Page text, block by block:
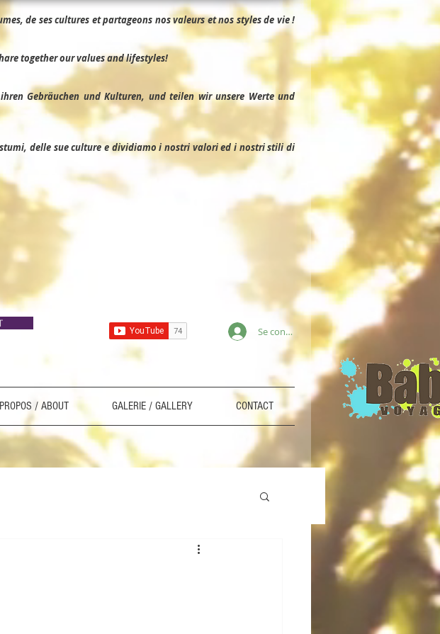
de ses cultures et partageons nos valeurs et nos styles de vie !
together our values and lifestyles!
Gebräuchen und Kulturen, und teilen wir unsere Werte und
delle sue culture e dividiamo i nostri valori ed i nostri stili di
Se connecter
/ ABOUT GALERIE / GALLERY CONTACT